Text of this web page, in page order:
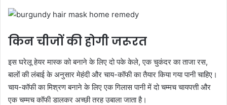
किन चीजों की होगी जरूरत
इस घरेलू हेयर मास्क को बनाने के लिए दो पके केले, एक चुकंदर का ताजा रस,
बालों की लंबाई के अनुसार मेहंदी और चाय-कॉफी का तैयार किया गया पानी चाहिए।
चाय-कॉफी का मिश्रण बनाने के लिए एक गिलास पानी में दो चम्मच चायपत्ती और
एक चम्मच कॉफी डालकर अच्छी तरह उबाला जाता है।